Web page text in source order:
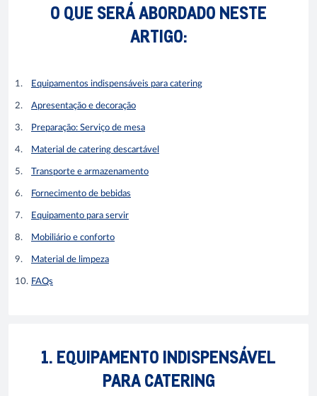
O QUE SERÁ ABORDADO NESTE
ARTIGO:
Equipamentos indispensáveis para catering
Apresentação e decoração
Preparação: Serviço de mesa
Material de catering descartável
Transporte e armazenamento
Fornecimento de bebidas
Equipamento para servir
Mobiliário e conforto
Material de limpeza
FAQs
1. EQUIPAMENTO INDISPENSÁVEL
PARA CATERING